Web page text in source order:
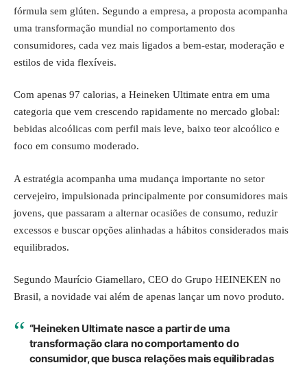
fórmula sem glúten. Segundo a empresa, a proposta acompanha
uma transformação mundial no comportamento dos
consumidores, cada vez mais ligados a bem-estar, moderação e
estilos de vida flexíveis.
Com apenas 97 calorias, a Heineken Ultimate entra em uma
categoria que vem crescendo rapidamente no mercado global:
bebidas alcoólicas com perfil mais leve, baixo teor alcoólico e
foco em consumo moderado.
A estratégia acompanha uma mudança importante no setor
cervejeiro, impulsionada principalmente por consumidores mais
jovens, que passaram a alternar ocasiões de consumo, reduzir
excessos e buscar opções alinhadas a hábitos considerados mais
equilibrados.
Segundo Maurício Giamellaro, CEO do Grupo HEINEKEN no
Brasil, a novidade vai além de apenas lançar um novo produto.
“Heineken Ultimate nasce a partir de uma
transformação clara no comportamento do
consumidor, que busca relações mais equilibradas